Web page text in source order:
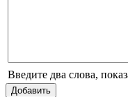
Введите два слова,